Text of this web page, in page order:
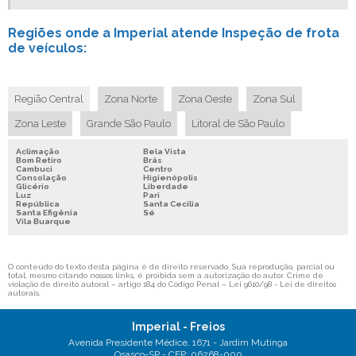
EMPRESA DE FREIO A AR
MANUTENÇÃO DE FREIO A AR
EMPRESA DE SISTEMA DE FREIO A AR
SERVIÇOS EM FREIO DE AR
RECONDICIONAMENTO DE FREIO DE CAMINHÃO
RECONDICIONAMENTO DE FREIO DE ONIBUS
CONSERTO E MANUTENÇÃO DE FREIOS DE CAMINHÃO
COMPRESSOR DE AR FREIOS DE VEÍCULOS PESADOS
COMPRESSOR DE ÔNIBUS
COMPRESSOR PARA CAMINHÃO
COMPRESSOR PARA FREIO DE CAMINHÃO
Regiões onde a Imperial atende Inspeção de frota
de veículos:
Região Central Zona Norte Zona Oeste Zona Sul
Zona Leste Grande São Paulo Litoral de São Paulo
Aclimação
Bela Vista
Bom Retiro
Brás
Cambuci
Centro
Consolação
Higienópolis
Glicério
Liberdade
Luz
Pari
República
Santa Cecília
Santa Efigênia
Sé
Vila Buarque
O conteúdo do texto desta página é de direito reservado. Sua reprodução, parcial ou
total, mesmo citando nossos links, é proibida sem a autorização do autor. Crime de
violação de direito autoral – artigo 184 do Código Penal – Lei 9610/98 - Lei de direitos
autorais
Imperial - Freios
Avenida Presidente Médice, 1671 - Jardim Mutinga